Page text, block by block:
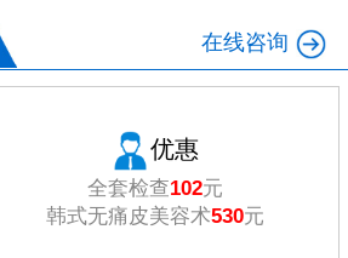
在线咨询
优惠
全套检查102元
韩式无痛皮美容术530元